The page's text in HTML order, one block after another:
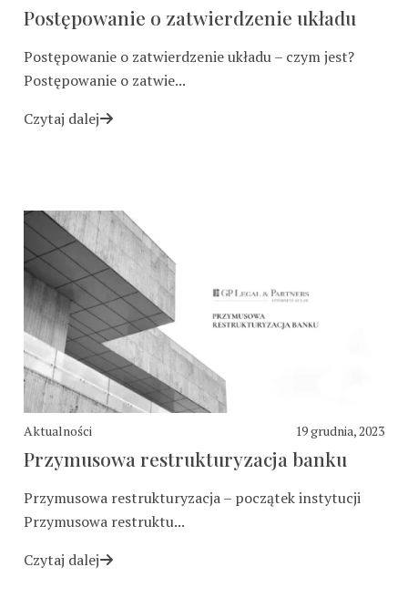
Postępowanie o zatwierdzenie układu
Postępowanie o zatwierdzenie układu – czym jest?
Postępowanie o zatwie...
Czytaj dalej
Aktualności 19 grudnia, 2023
Przymusowa restrukturyzacja banku
Przymusowa restrukturyzacja – początek instytucji
Przymusowa restruktu...
Czytaj dalej